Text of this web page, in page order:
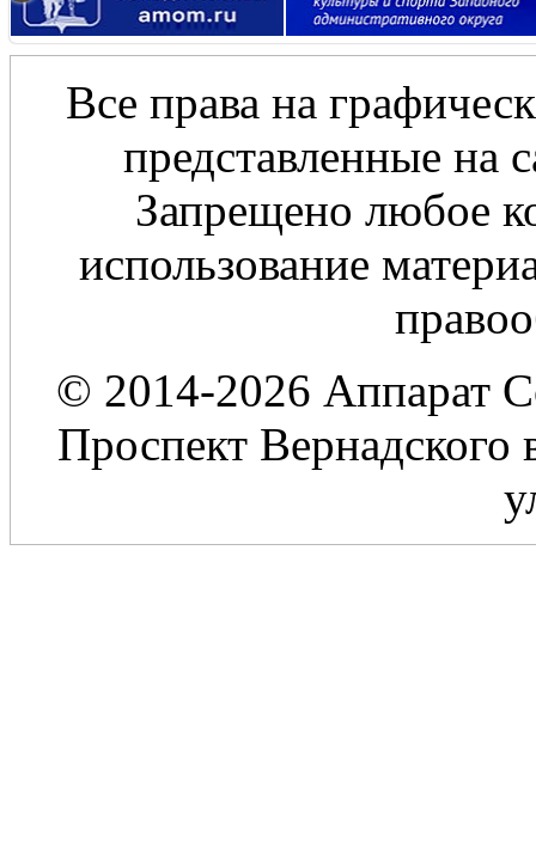
Все права на
представленные на
Запрещено любое
использование
© 2014-2026 Аппарат
Проспект